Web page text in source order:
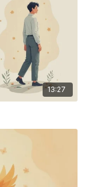
13:27